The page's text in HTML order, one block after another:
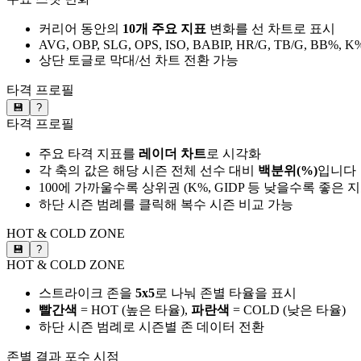
커리어 동안의 10개 주요 지표 변화를 선 차트로 표시
AVG, OBP, SLG, OPS, ISO, BABIP, HR/G, TB/G, BB%,
상단 토글로 막대/선 차트 전환 가능
타격 프로필
💾 ?
타격 프로필
주요 타격 지표를 레이더 차트로 시각화
각 축의 값은 해당 시즌 전체 선수 대비 백분위(%)입니다
100에 가까울수록 상위권 (K%, GIDP 등 낮을수록 좋은
하단 시즌 범례를 클릭해 복수 시즌 비교 가능
HOT & COLD ZONE
💾 ?
HOT & COLD ZONE
스트라이크 존을 5x5로 나눠 존별 타율을 표시
빨간색 = HOT (높은 타율), 파란색 = COLD (낮은 타율)
하단 시즌 범례로 시즌별 존 데이터 전환
존별 결과 포수 시점